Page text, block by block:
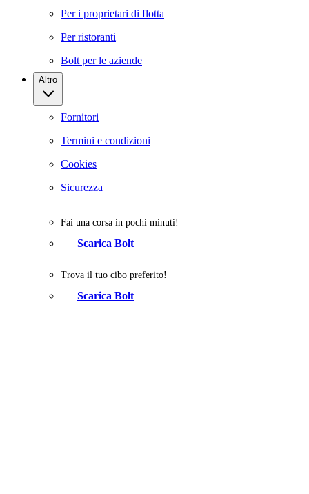
Per i proprietari di flotta
Per ristoranti
Bolt per le aziende
Altro
Fornitori
Termini e condizioni
Cookies
Sicurezza
Fai una corsa in pochi minuti!
Scarica Bolt
Trova il tuo cibo preferito!
Scarica Bolt